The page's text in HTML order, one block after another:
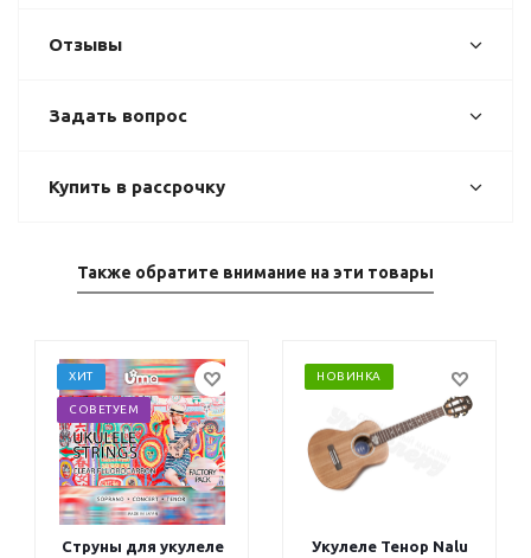
Отзывы
Задать вопрос
Купить в рассрочку
Также обратите внимание на эти товары
ХИТ
СОВЕТУЕМ
Струны для укулеле
НОВИНКА
Укулеле Тенор Nalu